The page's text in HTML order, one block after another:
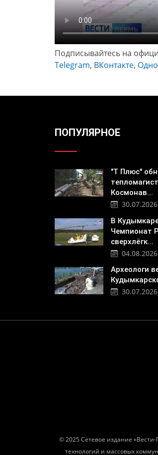
Подписывайтесь на
Telegram, ВКонтакте,
ПОПУЛЯРНОЕ
"Т Плюс"
Космонав...
30.07.2026
В
Чемпионат
сверхлёгк...
04.08.2026
Археологи
30.07.2026
© 2025 Сетевое издание
технологий и массовых